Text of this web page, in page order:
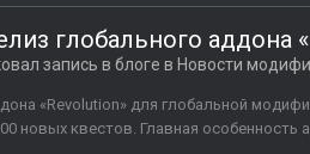
глобального аддона
запись в блоге в Новости
«Revolution» для глобальной
новых квестов. Главная